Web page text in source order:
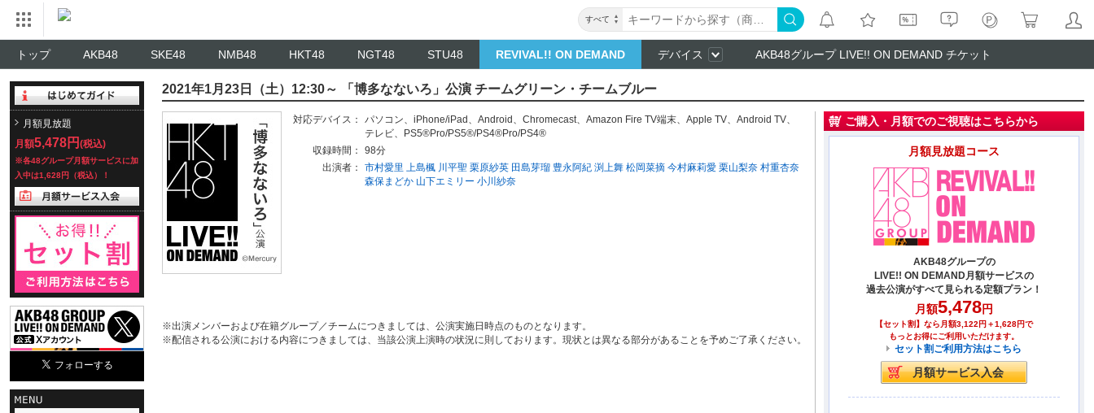
すべて
トップ AKB48 SKE48 NMB48 HKT48 NGT48 STU48 REVIVAL!! ON DEMAND デバイス AKB48グループ LIVE!! ON DEMAND チケット
月額見放題
月額5,478円 (税込)
※各48グループ月額サービスに加
入中は1,628円（税込）！
2021年1月23日（土）12:30～ 「博多なないろ」公演 チームグリーン・チームブルー
対応デバイス： パソコン、 iPhone/iPad 、 Android 、 Chromecast、 Amazon Fire TV端末、 Apple TV、 Android TV、
テレビ、
PS5®Pro/PS5®/PS4®Pro/PS4®
収録時間：
98分
出演者：
市村愛里 上島楓 川平聖 栗原紗英 田島芽瑠 豊永阿紀 渕上舞 松岡菜摘 今村麻莉愛 栗山梨奈 村重杏奈
森保まどか 山下エミリー 小川紗奈
※出演メンバーおよび在籍グループ／チームにつきましては、公演実施日時点のものとなります。
※配信される公演における内容につきましては、当該公演上演時の状況に則しております。現状とは異なる部分があることを予めご了承ください。
ご購入・月額でのご視聴はこちらから
月額見放題コース
AKB48グループの
LIVE!! ON DEMAND月額サービスの
過去公演がすべて見られる定額プラン！
月額5,478円
【セット割】なら月額3,122円＋1,628円で
もっとお得にご利用いただけます。
セット割ご利用方法はこちら